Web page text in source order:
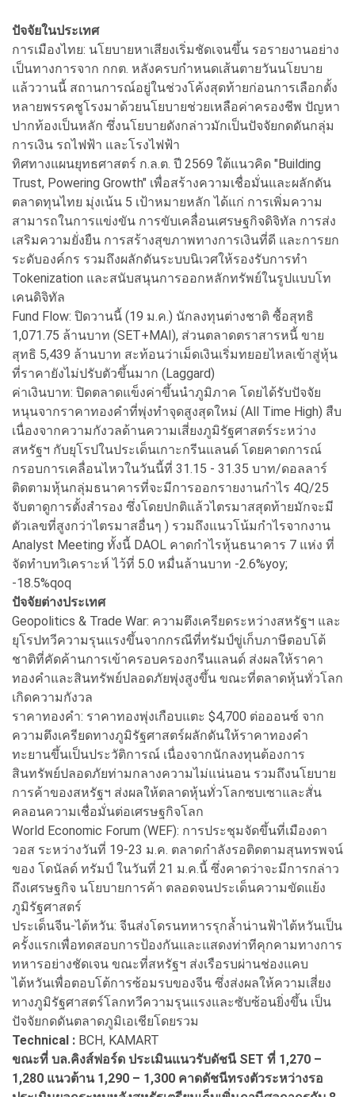
ปัจจัยในประเทศ
การเมืองไทย: นโยบายหาเสียงเริ่มชัดเจนขึ้น รอรายงานอย่าง
เป็นทางการจาก กกต. หลังครบกำหนดเส้นตายวันนโยบาย
แล้ววานนี้ สถานการณ์อยู่ในช่วงโค้งสุดท้ายก่อนการเลือกตั้ง
หลายพรรคชูโรงมาด้วยนโยบายช่วยเหลือค่าครองชีพ ปัญหา
ปากท้องเป็นหลัก ซึ่งนโยบายดังกล่าวมักเป็นปัจจัยกดดันกลุ่ม
การเงิน รถไฟฟ้า และโรงไฟฟ้า
ทิศทางแผนยุทธศาสตร์ ก.ล.ต. ปี 2569 ใต้แนวคิด "Building
Trust, Powering Growth" เพื่อสร้างความเชื่อมั่นและผลักดัน
ตลาดทุนไทย มุ่งเน้น 5 เป้าหมายหลัก ได้แก่ การเพิ่มความ
สามารถในการแข่งขัน การขับเคลื่อนเศรษฐกิจดิจิทัล การส่ง
เสริมความยั่งยืน การสร้างสุขภาพทางการเงินที่ดี และการยก
ระดับองค์กร รวมถึงผลักดันระบบนิเวศให้รองรับการทำ
Tokenization และสนับสนุนการออกหลักทรัพย์ในรูปแบบโท
เคนดิจิทัล
Fund Flow: ปิดวานนี้ (19 ม.ค.) นักลงทุนต่างชาติ ซื้อสุทธิ
1,071.75 ล้านบาท (SET+MAI), ส่วนตลาดตราสารหนี้ ขาย
สุทธิ 5,439 ล้านบาท สะท้อนว่าเม็ดเงินเริ่มทยอยไหลเข้าสู่หุ้น
ที่ราคายังไม่ปรับตัวขึ้นมาก (Laggard)
ค่าเงินบาท: ปิดตลาดแข็งค่าขึ้นนำภูมิภาค โดยได้รับปัจจัย
หนุนจากราคาทองคำที่พุ่งทำจุดสูงสุดใหม่ (All Time High) สืบ
เนื่องจากความกังวลด้านความเสี่ยงภูมิรัฐศาสตร์ระหว่าง
สหรัฐฯ กับยุโรปในประเด็นเกาะกรีนแลนด์ โดยคาดการณ์
กรอบการเคลื่อนไหวในวันนี้ที่ 31.15 - 31.35 บาท/ดอลลาร์
ติดตามหุ้นกลุ่มธนาคารที่จะมีการออกรายงานกำไร 4Q/25
จับตาดูการตั้งสำรอง ซึ่งโดยปกติแล้วไตรมาสสุดท้ายมักจะมี
ตัวเลขที่สูงกว่าไตรมาสอื่นๆ ) รวมถึงแนวโน้มกำไรจากงาน
Analyst Meeting ทั้งนี้ DAOL คาดกำไรหุ้นธนาคาร 7 แห่ง ที่
จัดทำบทวิเคราะห์ ไว้ที่ 5.0 หมื่นล้านบาท -2.6%yoy;
-18.5%qoq
ปัจจัยต่างประเทศ
Geopolitics & Trade War: ความตึงเครียดระหว่างสหรัฐฯ และ
ยุโรปทวีความรุนแรงขึ้นจากกรณีที่ทรัมป์ขู่เก็บภาษีตอบโต้
ชาติที่คัดค้านการเข้าครอบครองกรีนแลนด์ ส่งผลให้ราคา
ทองคำและสินทรัพย์ปลอดภัยพุ่งสูงขึ้น ขณะที่ตลาดหุ้นทั่วโลก
เกิดความกังวล
ราคาทองคำ: ราคาทองพุ่งเกือบแตะ $4,700 ต่อออนซ์ จาก
ความตึงเครียดทางภูมิรัฐศาสตร์ผลักดันให้ราคาทองคำ
ทะยานขึ้นเป็นประวัติการณ์ เนื่องจากนักลงทุนต้องการ
สินทรัพย์ปลอดภัยท่ามกลางความไม่แน่นอน รวมถึงนโยบาย
การค้าของสหรัฐฯ ส่งผลให้ตลาดหุ้นทั่วโลกซบเซาและสั่น
คลอนความเชื่อมั่นต่อเศรษฐกิจโลก
World Economic Forum (WEF): การประชุมจัดขึ้นที่เมืองดา
วอส ระหว่างวันที่ 19-23 ม.ค. ตลาดกำลังรอติดตามสุนทรพจน์
ของ โดนัลด์ ทรัมป์ ในวันที่ 21 ม.ค.นี้ ซึ่งคาดว่าจะมีการกล่าว
ถึงเศรษฐกิจ นโยบายการค้า ตลอดจนประเด็นความขัดแย้ง
ภูมิรัฐศาสตร์
ประเด็นจีน-ไต้หวัน: จีนส่งโดรนทหารรุกล้ำน่านฟ้าไต้หวันเป็น
ครั้งแรกเพื่อทดสอบการป้องกันและแสดงท่าทีคุกคามทางการ
ทหารอย่างชัดเจน ขณะที่สหรัฐฯ ส่งเรือรบผ่านช่องแคบ
ไต้หวันเพื่อตอบโต้การซ้อมรบของจีน ซึ่งส่งผลให้ความเสี่ยง
ทางภูมิรัฐศาสตร์โลกทวีความรุนแรงและซับซ้อนยิ่งขึ้น เป็น
ปัจจัยกดดันตลาดภูมิเอเชียโดยรวม
Technical : BCH, KAMART
ขณะที่ บล.คิงส์ฟอร์ด ประเมินแนวรับดัชนี SET ที่ 1,270 –
1,280 แนวต้าน 1,290 – 1,300 คาดดัชนีทรงตัวระหว่างรอ